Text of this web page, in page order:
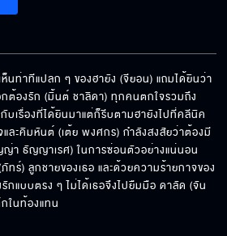
นท่าทีแปลก ๆ ของฮายัง (จียอน) แถมได้ยินว่า
กต้องรัก (มิ้นต์ ชาลิดา) ทุกคนตกใจรวมถึง
บเรื่องที่ได้ยินมาแต่ก็รีบตามฮายังไปที่คลีนิค
และคิมหันต์ (เต้ย พงศกร) กำลังสงสัยว่าต้องมี
า ธัญญาเรศ) ในการซ่อนตัวอย่างแน่นอน
ร์) ลูกชายของเธอ และด้วยความร้ายกาจของ
กแบบตรง ๆ ไม่ได้เธอจึงไปยืมมือ ดาลัด (จัน
ในท้องแทน